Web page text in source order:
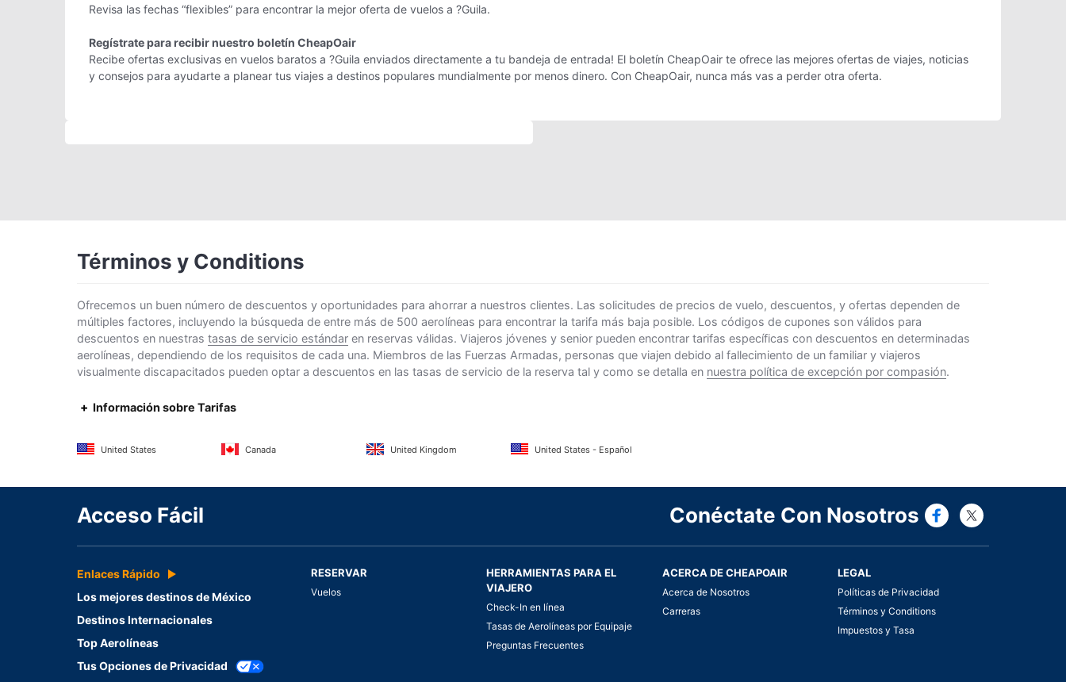
Revisa las fechas “flexibles” para encontrar la mejor oferta de vuelos a ?Guila.
Regístrate para recibir nuestro boletín CheapOair
Recibe ofertas exclusivas en vuelos baratos a ?Guila enviados directamente a tu bandeja de entrada! El boletín CheapOair te ofrece las mejores ofertas de viajes, noticias
y consejos para ayudarte a planear tus viajes a destinos populares mundialmente por menos dinero. Con CheapOair, nunca más vas a perder otra oferta.
Términos y Conditions
Ofrecemos un buen número de descuentos y oportunidades para ahorrar a nuestros clientes. Las solicitudes de precios de vuelo, descuentos, y ofertas dependen de
múltiples factores, incluyendo la búsqueda de entre más de 500 aerolíneas para encontrar la tarifa más baja posible. Los códigos de cupones son válidos para
descuentos en nuestras tasas de servicio estándar en reservas válidas. Viajeros jóvenes y senior pueden encontrar tarifas específicas con descuentos en determinadas
aerolíneas, dependiendo de los requisitos de cada una. Miembros de las Fuerzas Armadas, personas que viajen debido al fallecimiento de un familiar y viajeros
visualmente discapacitados pueden optar a descuentos en las tasas de servicio de la reserva tal y como se detalla en nuestra política de excepción por compasión.
Información sobre Tarifas
United States Canada United Kingdom United States - Español
Acceso Fácil Conéctate Con Nosotros Connect
Enlaces Rápido
Los mejores destinos de México
Destinos Internacionales
Top Aerolíneas
Tus Opciones de Privacidad
RESERVAR
Vuelos
HERRAMIENTAS PARA EL
VIAJERO
Check-In en línea
Tasas de Aerolíneas por Equipaje
Preguntas Frecuentes
ACERCA DE CHEAPOAIR
Acerca de Nosotros
Carreras
LEGAL
Políticas de Privacidad
Términos y Conditions
Impuestos y Tasa